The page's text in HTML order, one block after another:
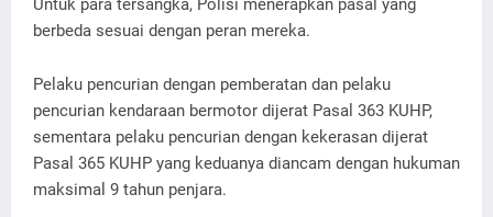
berbeda sesuai dengan peran mereka.
Pelaku pencurian dengan pemberatan dan pelaku
pencurian kendaraan bermotor dijerat Pasal 363 KUHP,
sementara pelaku pencurian dengan kekerasan dijerat
Pasal 365 KUHP yang keduanya diancam dengan hukuman
maksimal 9 tahun penjara.